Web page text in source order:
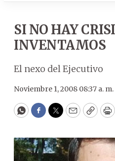
SI NO HAY
INVENTAMOS
El nexo del Ejecutivo
Noviembre 1, 2008 08:37 a. m.
WhatsApp
Facebook
Twitter
EmailCopy